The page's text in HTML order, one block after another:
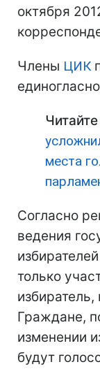
октября
Члены ЦИК
места
Согласно
ведения
только
избиратель,
Граждане,
изменении
будут